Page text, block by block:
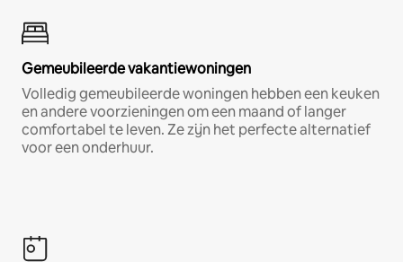
Gemeubileerde vakantiewoningen
Volledig gemeubileerde woningen hebben een keuken
en andere voorzieningen om een maand of langer
comfortabel te leven. Ze zijn het perfecte alternatief
voor een onderhuur.